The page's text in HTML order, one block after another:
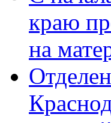
краю
на